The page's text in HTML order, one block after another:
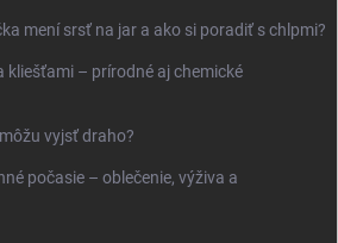
mení srsť na jar a ako si poradiť s chlpmi?
kliešťami – prírodné aj chemické
vyjsť draho?
počasie – oblečenie, výživa a